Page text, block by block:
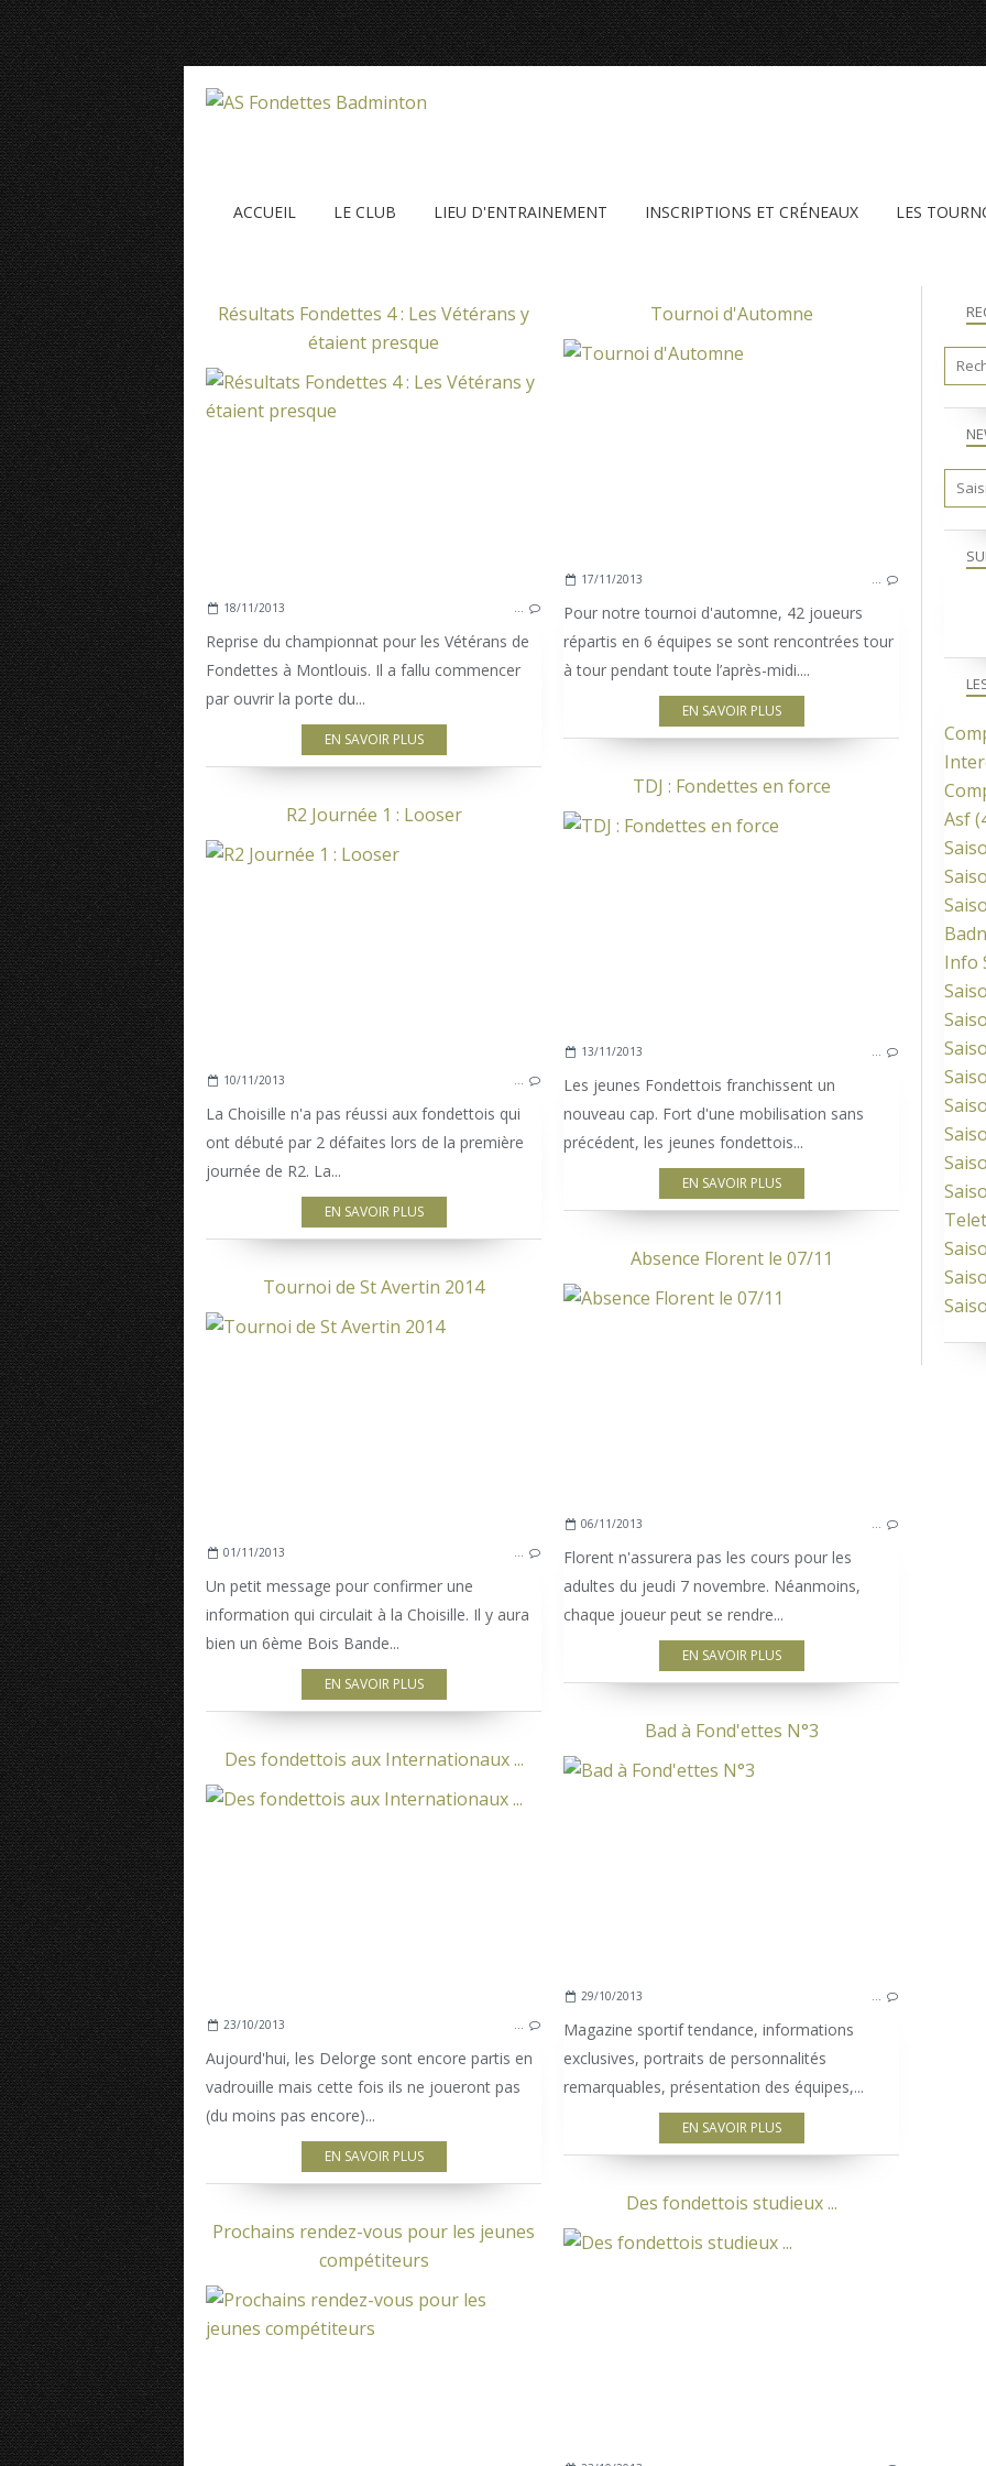
ACCUEIL LE CLUB LIEU D'ENTRAINEMENT INSCRIPTIONS ET CRÉNEAUX LES
Résultats Fondettes 4 : Les Vétérans y
étaient presque
18/11/2013 …
Reprise du championnat pour les Vétérans de
Fondettes à Montlouis. Il a fallu commencer
par ouvrir la porte du...
EN SAVOIR PLUS
Tournoi d'Automne
17/11/2013 …
Pour notre tournoi d'automne, 42 joueurs
répartis en 6 équipes se sont rencontrées tour
à tour pendant toute l’après-midi....
EN SAVOIR PLUS
TDJ : Fondettes en force
13/11/2013 …
Les jeunes Fondettois franchissent un
nouveau cap. Fort d'une mobilisation sans
précédent, les jeunes fondettois...
EN SAVOIR PLUS
R2 Journée 1 : Looser
10/11/2013 …
La Choisille n'a pas réussi aux fondettois qui
ont débuté par 2 défaites lors de la première
journée de R2. La...
EN SAVOIR PLUS
Absence Florent le 07/11
06/11/2013 …
Florent n'assurera pas les cours pour les
adultes du jeudi 7 novembre. Néanmoins,
chaque joueur peut se rendre...
EN SAVOIR PLUS
Tournoi de St Avertin 2014
01/11/2013 …
Un petit message pour confirmer une
information qui circulait à la Choisille. Il y aura
bien un 6ème Bois Bande...
EN SAVOIR PLUS
Bad à Fond'ettes N°3
29/10/2013 …
Magazine sportif tendance, informations
exclusives, portraits de personnalités
remarquables, présentation des équipes,...
EN SAVOIR PLUS
Des fondettois aux Internationaux ...
23/10/2013 …
Aujourd'hui, les Delorge sont encore partis en
vadrouille mais cette fois ils ne joueront pas
(du moins pas encore)...
EN SAVOIR PLUS
Des fondettois studieux ...
Prochains rendez-vous pour les jeunes
compétiteurs
Asf
Info